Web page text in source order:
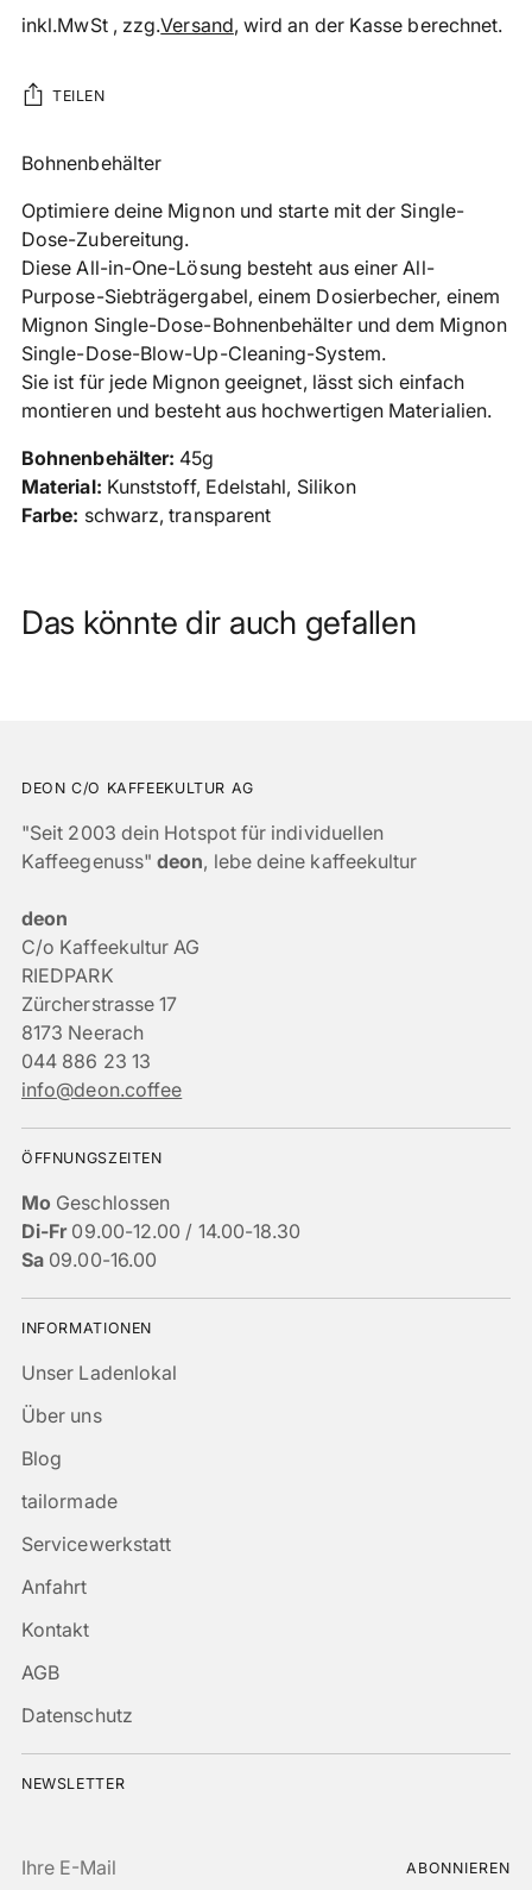
inkl.MwSt , zzg.Versand, wird an der Kasse berechnet.
TEILEN
Produkt
den
Warenkorb
legen
Bohnenbehälter
Optimiere deine Mignon und starte mit der Single-
Dose-Zubereitung.
Diese All-in-One-Lösung besteht aus einer All-
Purpose-Siebträgergabel, einem Dosierbecher, einem
Mignon Single-Dose-Bohnenbehälter und dem Mignon
Single-Dose-Blow-Up-Cleaning-System.
Sie ist für jede Mignon geeignet, lässt sich einfach
montieren und besteht aus hochwertigen Materialien.
Bohnenbehälter: 45g
Material: Kunststoff, Edelstahl, Silikon
Farbe: schwarz, transparent
Das könnte dir auch gefallen
DEON C/O KAFFEEKULTUR AG
"Seit 2003 dein Hotspot für individuellen
Kaffeegenuss"deon, lebe deine kaffeekultur
deon
C/o Kaffeekultur AG
RIEDPARK
Zürcherstrasse 17
8173 Neerach
044 886 23 13
info@deon.coffee
ÖFFNUNGSZEITEN
Mo Geschlossen
Di-Fr09.00-12.00 / 14.00-18.30
Sa 09.00-16.00
INFORMATIONEN
Unser Ladenlokal
Über uns
Blog
tailormade
Servicewerkstatt
Anfahrt
Kontakt
AGB
Datenschutz
NEWSLETTER
E-
ABONNIEREN